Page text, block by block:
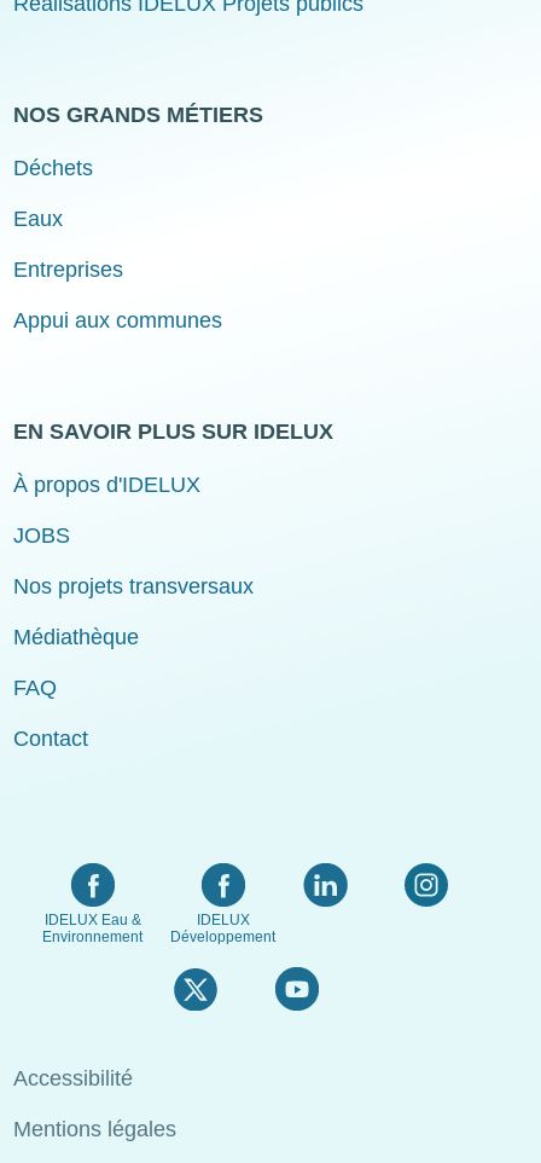
NOS GRANDS MÉTIERS
Déchets
Eaux
Entreprises
Appui aux communes
EN SAVOIR PLUS SUR IDELUX
À propos d'IDELUX
JOBS
Nos projets transversaux
Médiathèque
FAQ
Contact
IDELUX Eau &
Environnement
IDELUX
Développement
Menu
Pied
de
Accessibilité
Mentions légales